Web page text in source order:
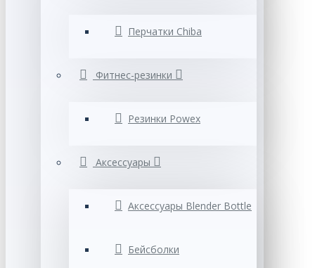
Перчатки Chiba
Фитнес-резинки
Резинки Powex
Аксессуары
Аксессуары Blender Bottle
Бейсболки